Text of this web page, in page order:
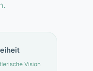
Vision